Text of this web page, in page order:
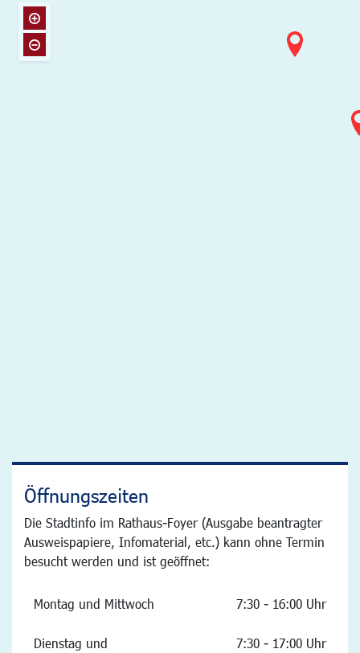
Öffnungszeiten
Die Stadtinfo im Rathaus-Foyer (Ausgabe beantragter
Ausweispapiere, Infomaterial, etc.) kann ohne Termin
besucht werden und ist geöffnet:
Montag und Mittwoch 7:30 - 16:00 Uhr
Dienstag und
7:30 - 17:00 Uhr